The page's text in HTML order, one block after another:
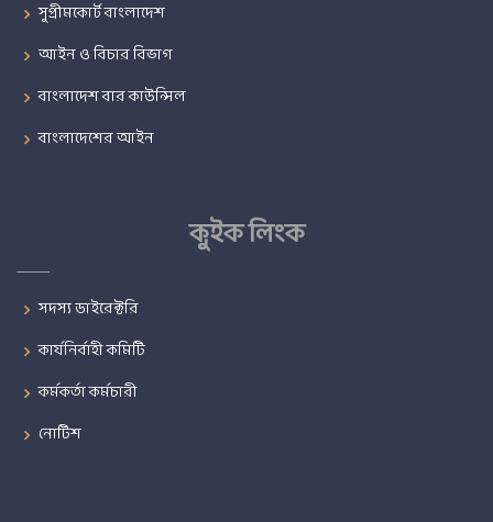
সুপ্রীমকোর্ট বাংলাদেশ
আইন ও বিচার বিভাগ
বাংলাদেশ বার কাউন্সিল
বাংলাদেশের আইন
কুইক লিংক
সদস্য ডাইরেক্টরি
কার্যনির্বাহী কমিটি
কর্মকর্তা কর্মচারী
নোটিশ